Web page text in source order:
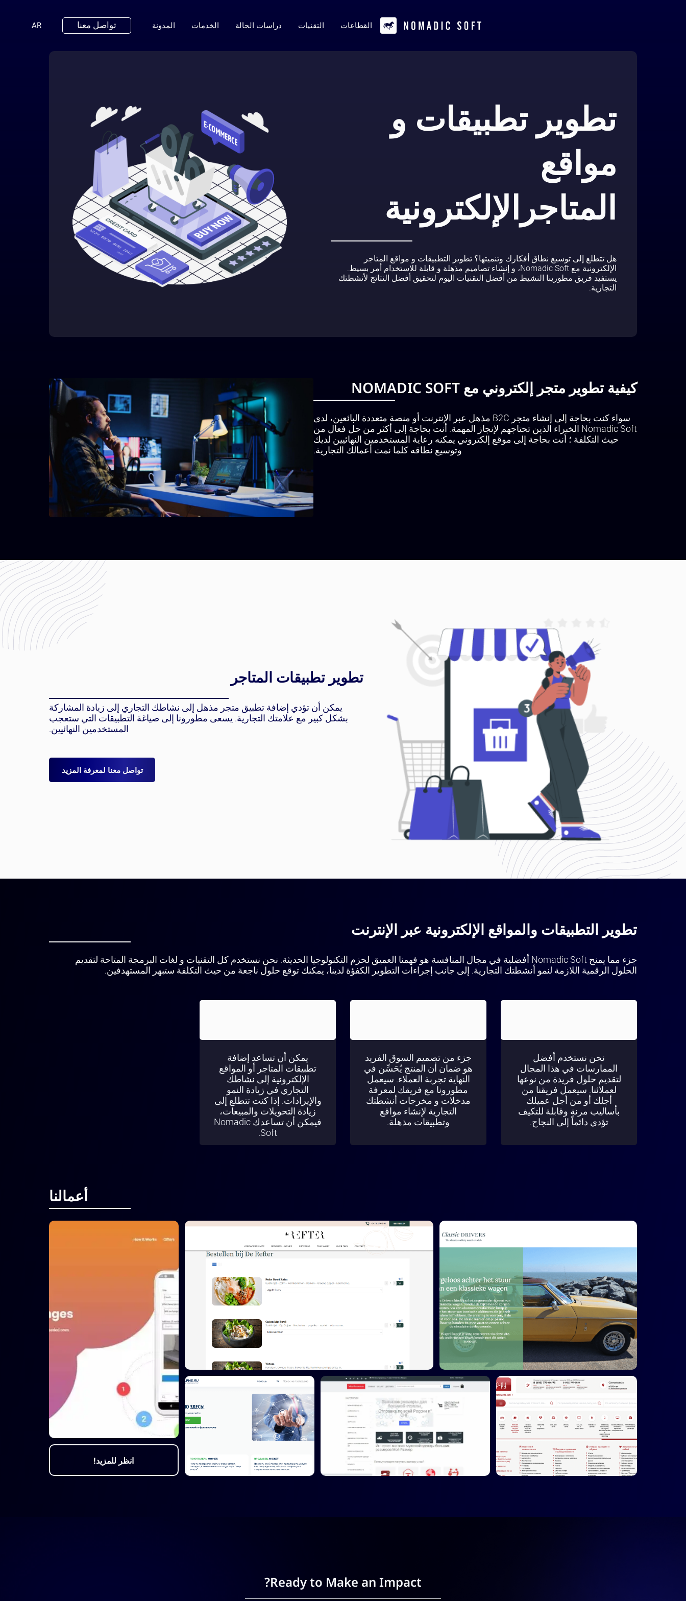
القطاعات التقنيات دراسات الحالة الخدمات المدونة تواصل معنا AR
تطوير تطبيقات و
مواقع
المتاجرالإلكترونية
هل تتطلع إلى توسيع نطاق أفكارك وتنميتها؟ تطوير التطبيقات و مواقع المتاجر
الإلكترونية مع Nomadic Soft، و إنشاء تصاميم مذهلة و قابلة للاستخدام أمر بسيط.
يستفيد فريق مطورينا النشيط من أفضل التقنيات اليوم لتحقيق أفضل النتائج لأنشطتك
التجارية.
كيفية تطوير متجر إلكتروني مع NOMADIC SOFT
سواء كنت بحاجة إلى إنشاء متجر B2C مذهل عبر الإنترنت أو منصة متعددة البائعين، لدى
Nomadic Soft الخبراء الذين تحتاجهم لإنجاز المهمة. أنت بحاجة إلى أكثر من حل فعال من
حيث التكلفة ؛ أنت بحاجة إلى موقع إلكتروني يمكنه رعاية المستخدمين النهائيين لديك
وتوسيع نطاقه كلما نمت أعمالك التجارية.
تطوير تطبيقات المتاجر
يمكن أن تؤدي إضافة تطبيق متجر مذهل إلى نشاطك التجاري إلى زيادة المشاركة
بشكل كبير مع علامتك التجارية. يسعى مطورونا إلى صياغة التطبيقات التي ستعجب
المستخدمين النهائيين.
تواصل معنا لمعرفة المزيد
تطوير التطبيقات والمواقع الإلكترونية عبر الإنترنت
جزء مما يمنح Nomadic Soft أفضلية في مجال المنافسة هو فهمنا العميق لحزم التكنولوجيا الحديثة. نحن نستخدم كل التقنيات و لغات البرمجة المتاحة لتقديم
الحلول الرقمية اللازمة لنمو أنشطتك التجارية. إلى جانب إجراءات التطوير الكفؤة لدينا، يمكنك توقع حلول ناجعة من حيث التكلفة ستبهر المستهدفين.
نحن نستخدم أفضل
الممارسات في هذا المجال
لتقديم حلول فريدة من نوعها
لعملائنا. سيعمل فريقنا من
أجلك أو من أجل عميلك
بأساليب مرنة وقابلة للتكيف
تؤدي دائماً إلى النجاح.
جزء من تصميم السوق الفريد
هو ضمان أن المنتج يُحَسِّن في
النهاية تجربة العملاء. سيعمل
مطورونا مع فريقك لمعرفة
مدخلات و مخرجات أنشطتك
التجارية لإنشاء مواقع
وتطبيقات مذهلة.
يمكن أن تساعد إضافة
تطبيقات المتاجر أو المواقع
الإلكترونية إلى نشاطك
التجاري في زيادة النمو
والإيرادات. إذا كنت تتطلع إلى
زيادة التحويلات والمبيعات،
فيمكن أن تساعدك Nomadic
Soft.
أعمالنا
انظر للمزيد!
Ready to Make an Impact?